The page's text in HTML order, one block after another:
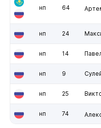
нп 64
нп 24
нп 14
нп 9
нп 25
нп 74